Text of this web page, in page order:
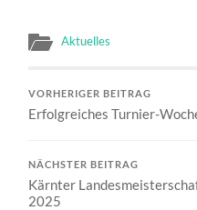
Aktuelles
VORHERIGER BEITRAG
Erfolgreiches Turnier-
NÄCHSTER BEITRAG
Kärnter
2025